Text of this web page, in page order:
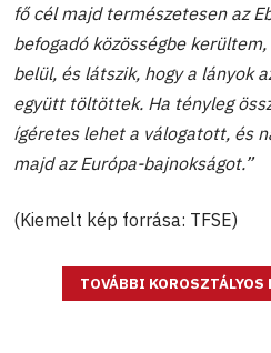
fő cél majd természetesen az
befogadó közösségbe
belül, és látszik, hogy a lányok
együtt töltöttek. Ha tényleg
ígéretes lehet a válogatott, és
majd az Európa-bajnokságot.”
(Kiemelt kép forrása: TFSE)
TOVÁBBI